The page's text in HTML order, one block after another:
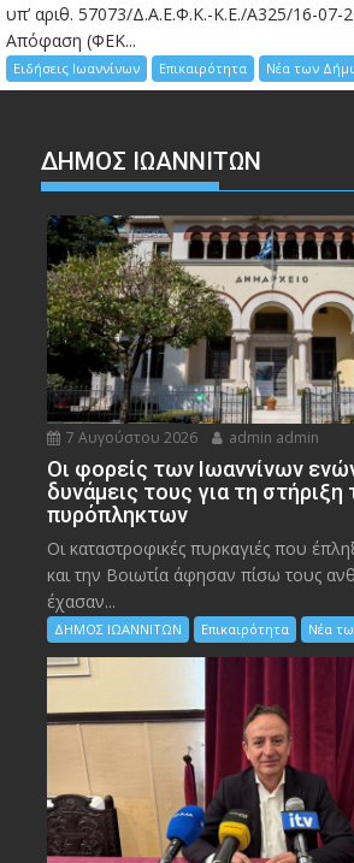
υπ’ αριθ. 57073/Δ.Α.Ε.Φ.Κ.-Κ.Ε./Α325/16-07-
Απόφαση (ΦΕΚ...
Ειδήσεις Ιωαννίνων Επικαιρότητα Νέα των
ΔΗΜΟΣ ΙΩΑΝΝΙΤΩΝ
7 Αυγούστου 2026 admin admin
Οι φορείς των Ιωαννίνων
δυνάμεις τους για τη στήριξη
πυρόπληκτων
Οι καταστροφικές πυρκαγιές που
και την Bοιωτία άφησαν πίσω τους
έχασαν...
ΔΗΜΟΣ ΙΩΑΝΝΙΤΩΝ Επικαιρότητα Νέα